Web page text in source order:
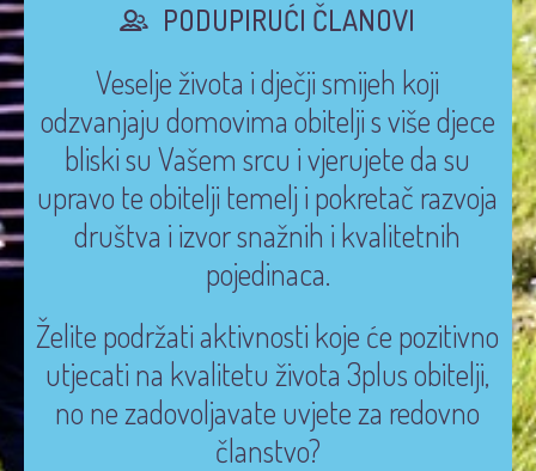
PODUPIRUĆI ČLANOVI
Veselje života i dječji smijeh koji
odzvanjaju domovima obitelji s više djece
bliski su Vašem srcu i vjerujete da su
upravo te obitelji temelj i pokretač razvoja
društva i izvor snažnih i kvalitetnih
pojedinaca.
Želite podržati aktivnosti koje će pozitivno
utjecati na kvalitetu života 3plus obitelji,
no ne zadovoljavate uvjete za redovno
članstvo?